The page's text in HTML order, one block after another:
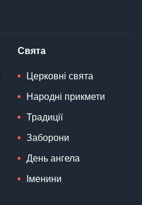
Свята
Церковні свята
Народні прикмети
Традиції
Заборони
День ангела
Іменини